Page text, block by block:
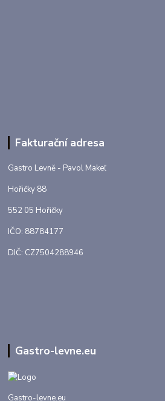
Fakturační adresa
Gastro Levně - Pavol Makeľ
Hořičky 88
552 05 Hořičky
IČO: 88784177
DIČ: CZ7504288946
Gastro-levne.eu
Gastro-levne.eu